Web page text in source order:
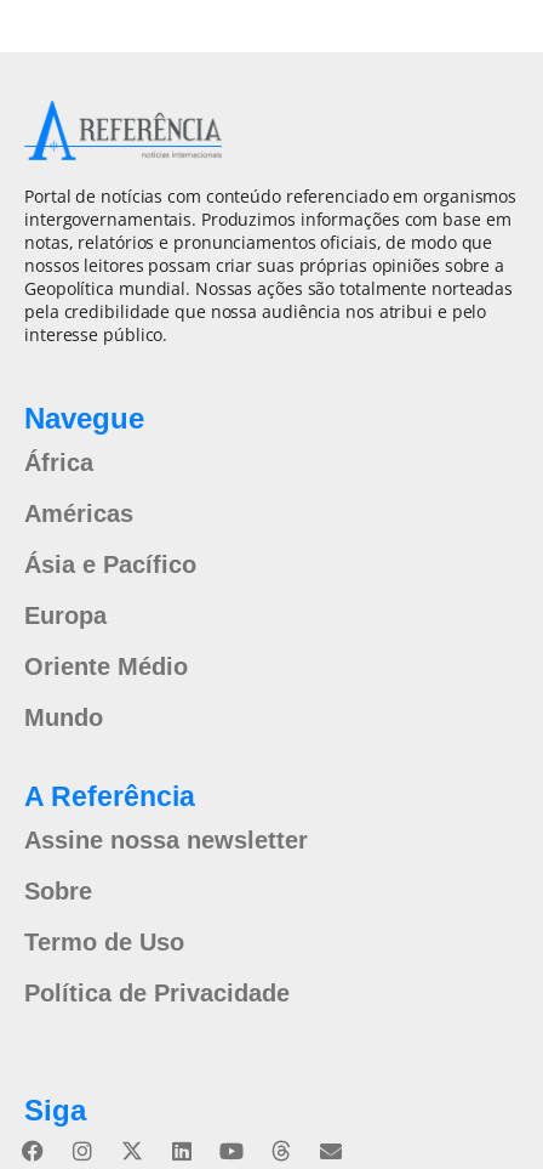
Portal de notícias com conteúdo referenciado em organismos
intergovernamentais. Produzimos informações com base em
notas, relatórios e pronunciamentos oficiais, de modo que
nossos leitores possam criar suas próprias opiniões sobre a
Geopolítica mundial. Nossas ações são totalmente norteadas
pela credibilidade que nossa audiência nos atribui e pelo
interesse público.
Navegue
África
Américas
Ásia e Pacífico
Europa
Oriente Médio
Mundo
A Referência
Assine nossa newsletter
Sobre
Termo de Uso
Política de Privacidade
Siga